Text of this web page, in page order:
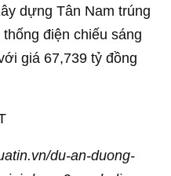
dựng Tân Nam trúng
điện chiếu sáng
giá 67,739 tỷ đồng
du-an-duong-